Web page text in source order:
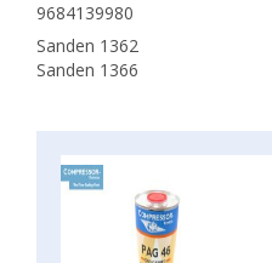
9684139980
Sanden 1362
Sanden 1366